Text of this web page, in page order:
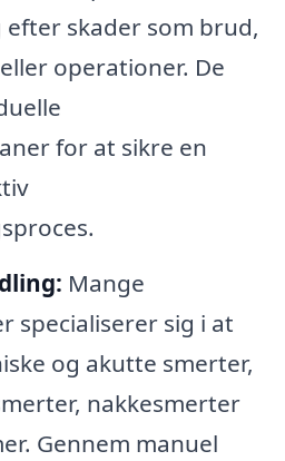
skader som brud,
operationer. De
for at sikre en
Mange
specialiserer sig i at
og akutte smerter,
nakkesmerter
Gennem manuel